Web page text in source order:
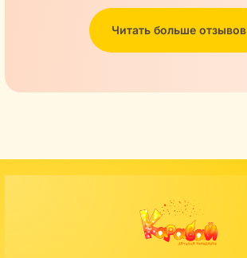
Читать больше отзывов